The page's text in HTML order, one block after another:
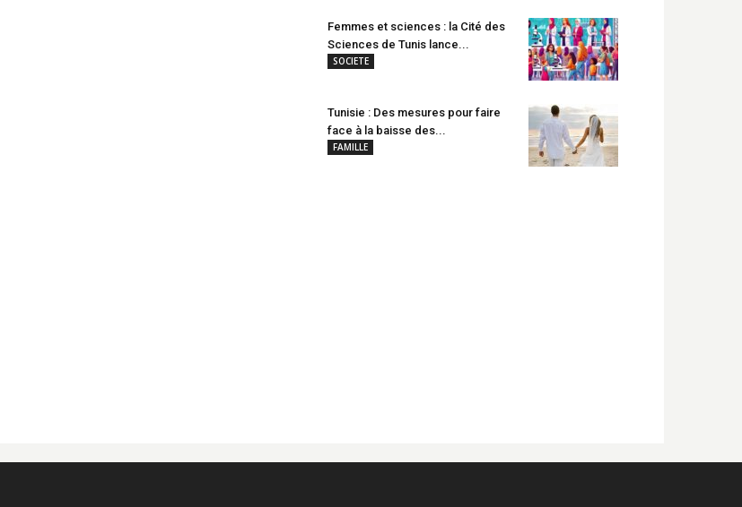
Femmes et sciences : la Cité des
Sciences de Tunis lance...
SOCIETE
Tunisie : Des mesures pour faire
face à la baisse des...
FAMILLE